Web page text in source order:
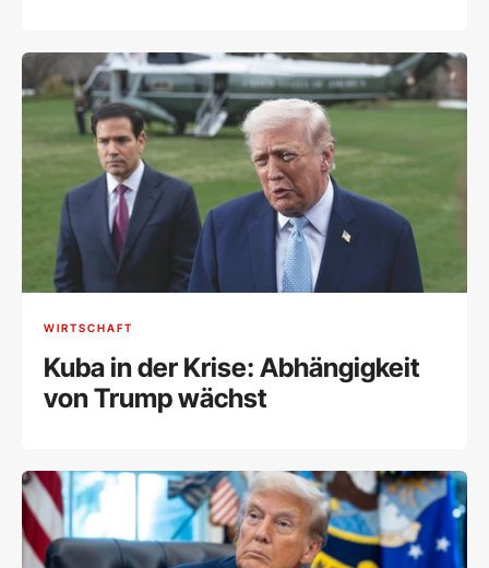
WIRTSCHAFT
Kuba in der Krise: Abhängigkeit
von Trump wächst